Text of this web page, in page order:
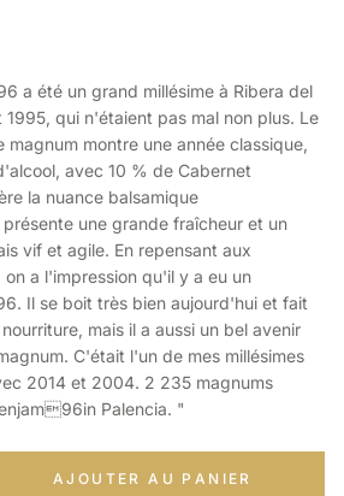
a été un grand millésime à Ribera del
1995, qui n'étaient pas mal non plus. Le
montre une année classique,
avec 10 % de Cabernet
la nuance balsamique
une grande fraîcheur et un
vif et agile. En repensant aux
on a l'impression qu'il y a eu un
Il se boit très bien aujourd'hui et fait
mais il a aussi un bel avenir
C'était l'un de mes millésimes
2014 et 2004. 2 235 magnums
Palencia. "
AJOUTER AU PANIER